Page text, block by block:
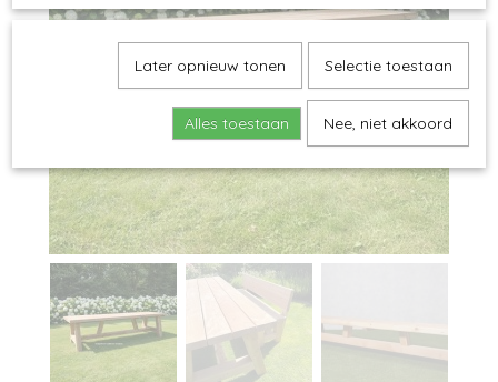
Later opnieuw tonen Selectie toestaan
Alles toestaan Nee, niet akkoord